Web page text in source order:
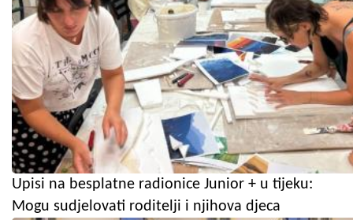
Upisi na besplatne radionice Junior + u tijeku:
Mogu sudjelovati roditelji i njihova djeca